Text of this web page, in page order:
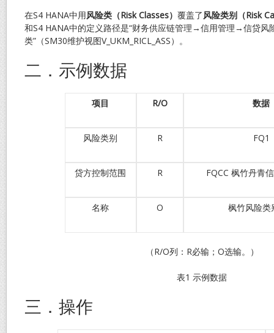
在S4 HANA中用风险类（Risk Classes） 覆盖了风险类别（Risk
和S4 HANA中的定义路径是“财务供应链管理→信用管理→信贷
类”（SM30维护视图V_UKM_RICL_ASS）。
二．示例数据
项目 R/O 数据
风险类别 R FQ1
贷方控制范围 R FQCC 枫竹丹青
名称 O 枫竹风险类
（R/O列：R必输；O选输。）
表1 示例数据
三．操作